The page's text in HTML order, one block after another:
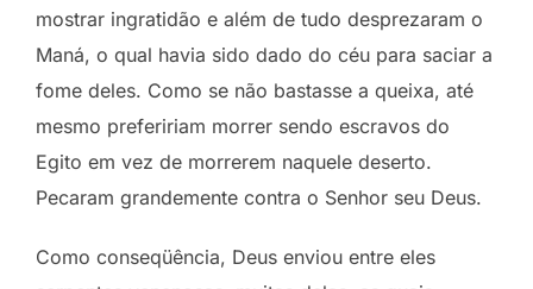
mostrar ingratidão e além de tudo desprezaram o
Maná, o qual havia sido dado do céu para saciar a
fome deles. Como se não bastasse a queixa, até
mesmo prefeririam morrer sendo escravos do
Egito em vez de morrerem naquele deserto.
Pecaram grandemente contra o Senhor seu Deus.
Como conseqüência, Deus enviou entre eles